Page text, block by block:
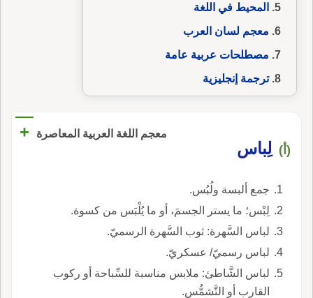
المحيط في اللغة
معجم لسان العرب
مصطلحات عربية عامة
ترجمة إنجليزية
معجم اللغة العربية المعاصرة +
(أ) لِباس
جمع ألبسة ولُبُس.
لِبْس؛ ما يستر الجسمَ، أو ما يُلْبَس من كسوة.
لباس السَّهرة: ثوب السَّهرة الرسميّ.
لباس رسميّ/ عسكريّ.
لباس الشَّاطئ: ملابس مناسبة للسِّباحة أو ركوب
القارب أو التَّشمُّس.